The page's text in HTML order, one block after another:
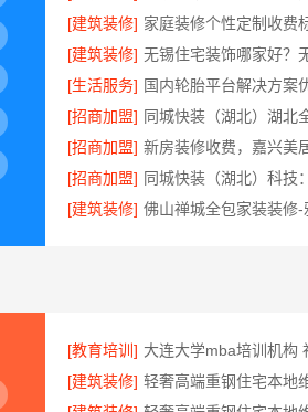
[建筑装修]
[建筑装修]
[生活服务]
[招商加盟]
[招商加盟]
[招商加盟]
[建筑装修] 佛山禅城全包家装装修-
[教育培训]
[建筑装修]